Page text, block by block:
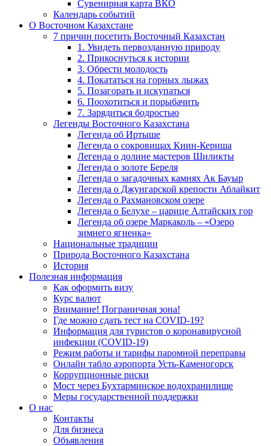
Сувенирная карта ВКО
Календарь событий
О Восточном Казахстане
7 причин посетить Восточный Казахстан
1. Увидеть первозданную природу
2. Прикоснуться к истории
3. Обрести молодость
4. Покататься на горных лыжах
5. Позагорать и искупаться
6. Поохотиться и порыбачить
7. Зарядиться бодростью
Легенды Восточного Казахстана
Легенда об Иртыше
Легенда о сокровищах Киин-Кериша
Легенда о долине мастеров Шиликты
Легенда о золоте Береля
Легенда о загадочных камнях Ак Бауыр
Легенда о Джунгарской крепости Аблайкит
Легенда о Рахмановском озере
Легенда о Белухе – царице Алтайских гор
Легенда об озере Маркаколь – «Озеро
зимнего ягненка»
Национальные традиции
Природа Восточного Казахстана
История
Полезная информация
Как оформить визу
Курс валют
Внимание! Пограничная зона!
Где можно сдать тест на COVID-19?
Информация для туристов о коронавирусной
инфекции (COVID-19)
Режим работы и тарифы паромной переправы
Онлайн табло аэропорта Усть-Каменогорск
Коррупционные риски
Мост через Бухтарминское водохранилище
Меры государственной поддержки
О нас
Контакты
Для бизнеса
Объявления